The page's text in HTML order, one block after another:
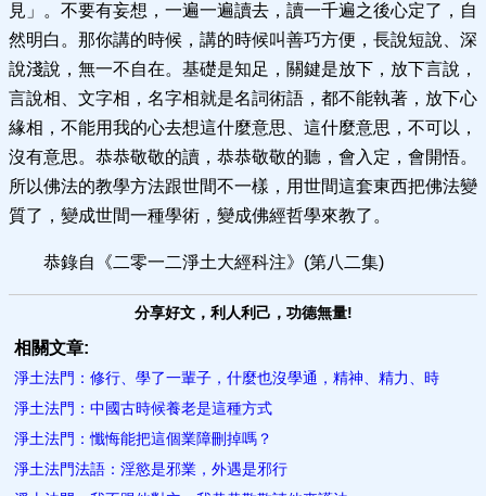
見」。不要有妄想，一遍一遍讀去，讀一千遍之後心定了，自
然明白。那你講的時候，講的時候叫善巧方便，長說短說、深
說淺說，無一不自在。基礎是知足，關鍵是放下，放下言說，
言說相、文字相，名字相就是名詞術語，都不能執著，放下心
緣相，不能用我的心去想這什麼意思、這什麼意思，不可以，
沒有意思。恭恭敬敬的讀，恭恭敬敬的聽，會入定，會開悟。
所以佛法的教學方法跟世間不一樣，用世間這套東西把佛法變
質了，變成世間一種學術，變成佛經哲學來教了。
恭錄自《二零一二淨土大經科注》(第八二集)
分享好文，利人利己，功德無量!
相關文章:
淨土法門：修行、學了一輩子，什麼也沒學通，精神、精力、時
淨土法門：中國古時候養老是這種方式
淨土法門：懺悔能把這個業障刪掉嗎？
淨土法門法語：淫慾是邪業，外遇是邪行